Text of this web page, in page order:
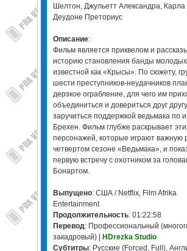
Шелтон, Джульетт Александра, Карла
Деудоне Преториус
Описание:
Фильм является приквелом и
историю становления банды молодых
известной как «Крысы». По сюжету,
шести преступников-неудачников
дерзкое ограбление, для чего им
объединиться и довериться друг
заручиться поддержкой ведьмака по
Брехен. Фильм глубже раскрывает
персонажей, которые играют важную
четвертом сезоне «Ведьмака», и
первую встречу с охотником за
Бонартом.
Выпущено: США / Netflix, Film Afrika
Entertainment
Продолжительность: 01:22:58
Перевод: Профессиональный
закадровый) | HDrezka Studio
Субтитры: Русские (Forced, Full),